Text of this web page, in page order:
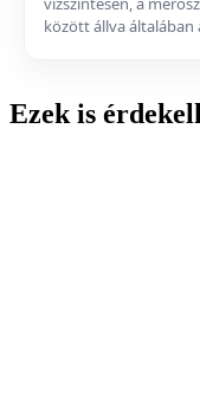
között állva általában
Ezek is